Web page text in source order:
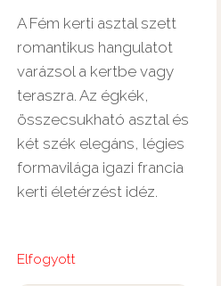
A Fém kerti asztal szett
romantikus hangulatot
varázsol a kertbe vagy
teraszra. Az égkék,
összecsukható asztal és
két szék elegáns, légies
formavilága igazi francia
kerti életérzést idéz.
Elfogyott